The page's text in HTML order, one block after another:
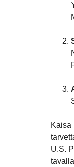
Kaisa
U.S.